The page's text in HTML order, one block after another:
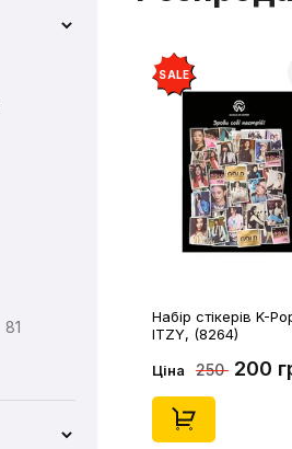
73
1
81
SALE
Набір стікерів K-
ITZY, (8264)
Ціна 250 200